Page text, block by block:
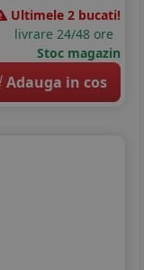
Ultimele 2 bucati!
livrare 24/48 ore
Stoc magazin
Adauga in cos